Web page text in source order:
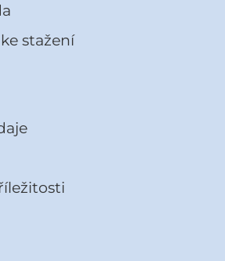
stažení